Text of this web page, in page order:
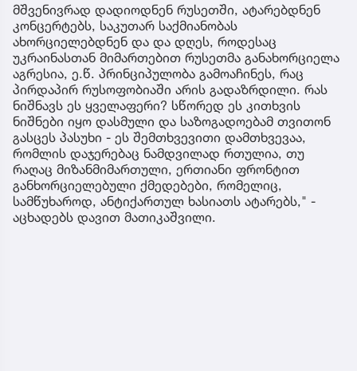
მშვენივრად დადიოდნენ რუსეთში, ატარებდნენ
კონცერტებს, საკუთარ საქმიანობას
ახორციელებდნენ და და დღეს, როდესაც
უკრაინასთან მიმართებით რუსეთმა განახორციელა
აგრესია, ე.წ. პრინციპულობა გამოაჩინეს, რაც
პირდაპირ რუსოფობიაში არის გადაზრდილი. რას
ნიშნავს ეს ყველაფერი? სწორედ ეს კითხვის
ნიშნები იყო დასმული და საზოგადოებამ თვითონ
გასცეს პასუხი - ეს შემთხვევითი დამთხვევაა,
რომლის დაჯერებაც ნამდვილად რთულია, თუ
რაღაც მიზანმიმართული, ერთიანი ფრონტით
განხორციელებული ქმედებები, რომელიც,
სამწუხაროდ, ანტიქართულ ხასიათს ატარებს," -
აცხადებს დავით მათიკაშვილი.